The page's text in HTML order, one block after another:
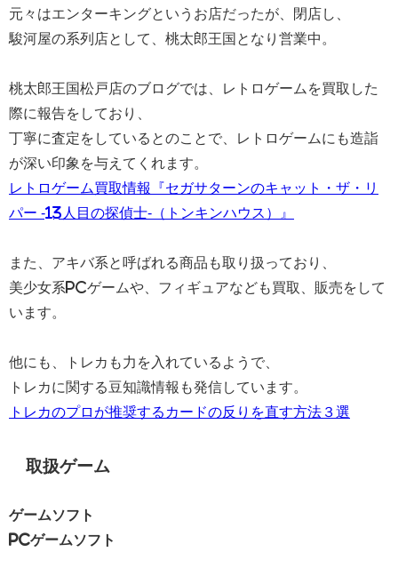
元々はエンターキングというお店だったが、閉店し、
駿河屋の系列店として、桃太郎王国となり営業中。
桃太郎王国松戸店のブログでは、レトロゲームを買取した
際に報告をしており、
丁寧に査定をしているとのことで、レトロゲームにも造詣
が深い印象を与えてくれます。
レトロゲーム買取情報『セガサターンのキャット・ザ・リ
パー ​-13人目の探偵士-（トンキンハウス）』
また、アキバ系と呼ばれる商品も取り扱っており、
美少女系PCゲームや、フィギュアなども買取、販売をして
います。
他にも、トレカも力を入れているようで、
トレカに関する豆知識情報も発信しています。
トレカのプロが推奨するカードの反りを直す方法３選
取扱ゲーム
ゲームソフト
PCゲームソフト